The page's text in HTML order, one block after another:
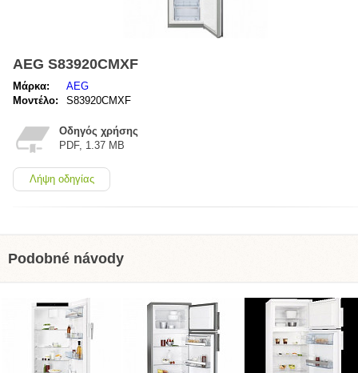
AEG S83920CMXF
Μάρκα:
AEG
Μοντέλο:
S83920CMXF
Οδηγός χρήσης
PDF, 1.37 MB
Λήψη οδηγίας
Podobné návody